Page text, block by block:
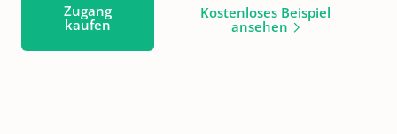
Zugang
kaufen
Kostenloses Beispiel
ansehen